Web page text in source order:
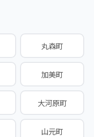
丸森町
加美町
大河原町
山元町